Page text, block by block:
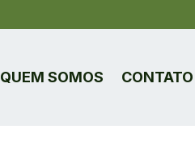
QUEM SOMOS CONTATO